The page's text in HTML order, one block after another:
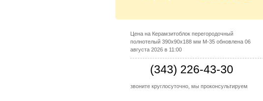
Цена на Керамзитоблок перегородочный
полнотелый 390x90x188 мм М-35 обновлена 06
августа 2026 в 11:00
(343) 226-43-30
звоните круглосуточно, мы проконсультируем